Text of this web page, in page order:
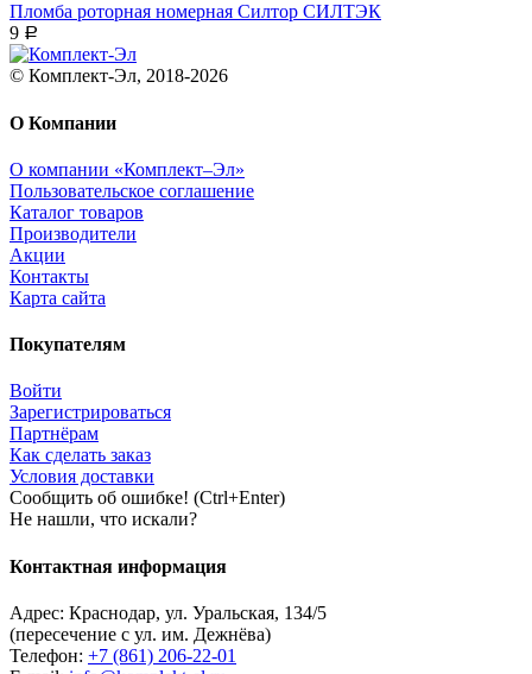
Пломба роторная номерная Силтор СИЛТЭК
9 Р
© Комплект-Эл, 2018-2026
О Компании
О компании «Комплект–Эл»
Пользовательское соглашение
Каталог товаров
Производители
Акции
Контакты
Карта сайта
Покупателям
Войти
Зарегистрироваться
Партнёрам
Как сделать заказ
Условия доставки
Сообщить об ошибке! (Ctrl+Enter)
Не нашли, что искали?
Контактная информация
Адрес: Краснодар, ул. Уральская, 134/5
(пересечение с ул. им. Дежнёва)
Телефон: +7 (861) 206-22-01